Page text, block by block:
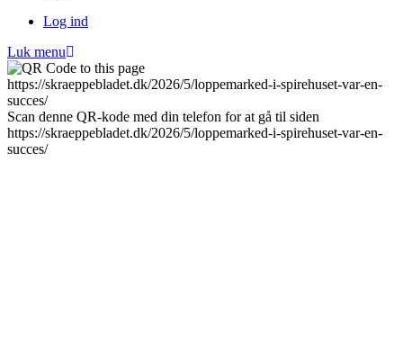
Log ind
Luk menu
Scan denne QR-kode med din telefon for at gå til siden
https://skraeppebladet.dk/2026/5/loppemarked-i-spirehuset-var-en-
succes/